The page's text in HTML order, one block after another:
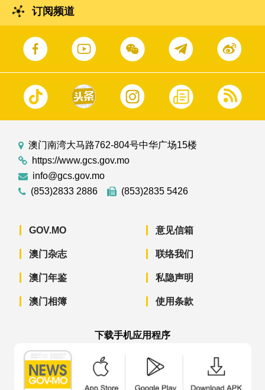
订阅频道
澳门南湾大马路762-804号中华广场15楼
https://www.gcs.gov.mo
info@gcs.gov.mo
(853)2833 2886
(853)2835 5426
GOV.MO
澳门杂志
澳门年鉴
澳门相簿
意见信箱
联络我们
私隐声明
使用条款
下载手机应用程序